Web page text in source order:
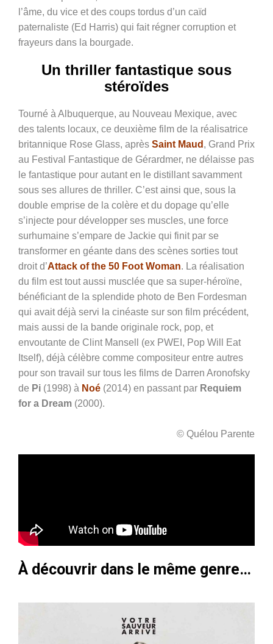
l’âme, du vice et des coups tordus d’un caïd
paternaliste (Ed Harris) qui fait régner corruption et
frayeurs dans la bourgade.
Un thriller fantastique sous
stéroïdes
Tourné à Albuquerque, au Nouveau Mexique, avec
des talents locaux, ce deuxième film de la réalisatrice
britannique Rose Glass, après Saint Maud , Grand Prix
au Festival Fantastique de Gérardmer, ne délaisse pas
le fantastique pour autant en le distillant savamment
sous ses allures de thriller. C’est ainsi que, sous la
double emprise de la colère et du dopage qu’elle
s’injecte pour développer ses muscles, une force
surhumaine s’empare de Jackie qui finit par se
transformer en géante dans des scènes sorties tout
droit d’Attack of the 50 Foot Woman. La réalisation
du film est tout aussi musclée que sa super-héroïne,
bénéficiant de la splendide photo de Ben Fordesman
qui avait déjà servi la cinéaste sur son film précédent,
mais aussi de la bande originale rock, pop, et
envoutante de Clint Mansell (ex PWEI, Pop Will Eat
Itself), déjà célèbre comme compositeur entre autres
pour son travail sur tous les films de Darren Aronofsky
de Pi (1998) à Noé (2014) en passant par Requiem
for a Dream (2000).
© Quélou Parente
À découvrir dans le même genre…